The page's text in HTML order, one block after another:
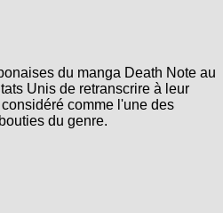
du manga Death Note au
Unis de retranscrire à leur
comme l'une des
du genre.